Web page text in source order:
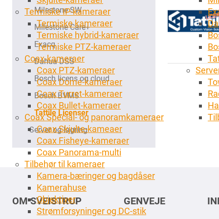
Termiske IP-kameraer
Termiske kameraer
Termiske hybrid-kameraer
Termiske PTZ-kameraer
Coax-kameraer
Coax PTZ-kameraer
Coax Dome-kameraer
Coax Turret-kameraer
Coax Bullet-kameraer
Coax Special- og panoramkameraer
Coax Skjulte-kameaer
Coax Fisheye-kameraer
Coax Panorama-multi
Tilbehør til kameraer
Kamera-bæringer og bagdåser
Kamerahuse
Objektiver
Strømforsyninger og DC-stik
Milestone SW
Milestone Care+
Exacq
Dahua DSS
Bosch licens og cloud
Bosch BVMS
Tattile Licenser
Server og lagring
OM SVEISTRUP GENVEJE